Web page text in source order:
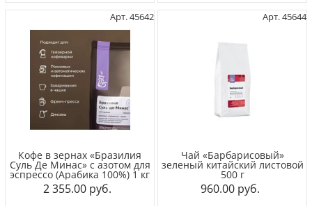
Арт. 45642
Кофе в зернах «Бразилия
Суль Де Минас» с азотом для
эспрессо (Арабика 100%) 1 кг
2 355.00
Арт. 45644
Чай «Барбарисовый»
зеленый китайский листовой
500 г
960.00